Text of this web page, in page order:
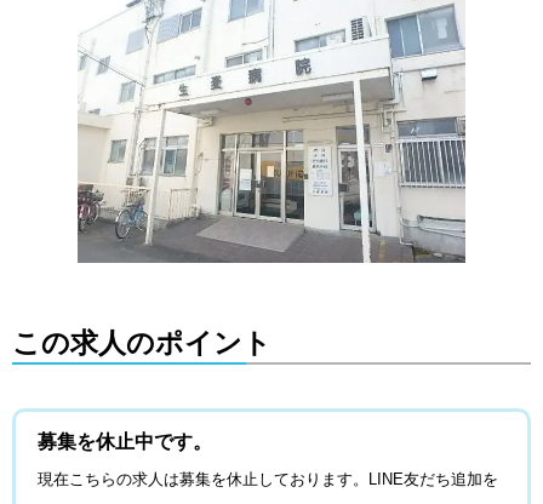
この求人のポイント
募集を休止中です。
現在こちらの求人は募集を休止しております。 LINE友だち追加を